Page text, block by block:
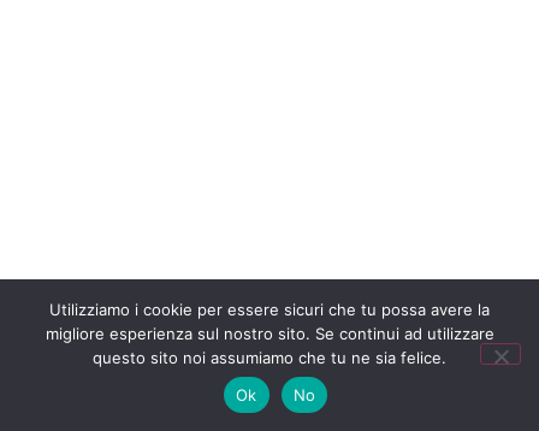
Utilizziamo i cookie per essere sicuri che tu possa avere la
migliore esperienza sul nostro sito. Se continui ad utilizzare
questo sito noi assumiamo che tu ne sia felice.
Ok
No